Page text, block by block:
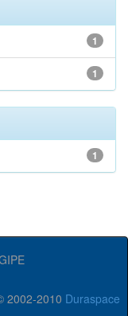
1
1
1
2002-2010 Duraspace